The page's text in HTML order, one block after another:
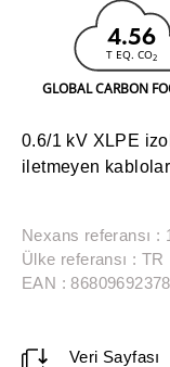
4.56
T EQ. CO2
GLOBAL CARBON
0.6/1 kV XLPE
iletmeyen kablolar
Nexans referansı :
Ülke referansı : TR
EAN :
Veri Sayfası